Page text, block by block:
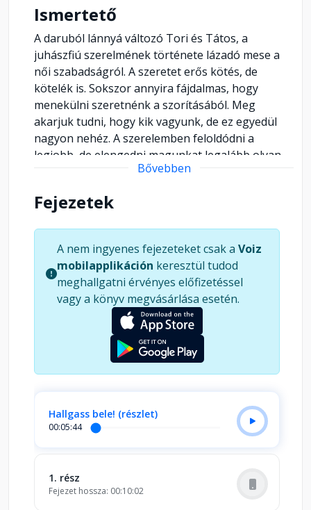
Ismertető
A daruból lánnyá változó Tori és Tátos, a
juhászfiú szerelmének története lázadó mese a
női szabadságról. A szeretet erős kötés, de
kötelék is. Sokszor annyira fájdalmas, hogy
menekülni szeretnénk a szorításából. Meg
akarjuk tudni, hogy kik vagyunk, de ez egyedül
nagyon nehéz. A szerelemben feloldódni a
legjobb, de elengedni magunkat legalább olyan
nehéz és szép, mint elengedni a másikat. Ha
Bővebben
Fejezetek
A nem ingyenes fejezeteket csak a Voiz
mobilapplikáción keresztül tudod
meghallgatni érvényes előfizetéssel
vagy a könyv megvásárlása esetén.
Hallgass bele! (részlet)
00:05:44
1. rész
Fejezet hossza: 00:10:02